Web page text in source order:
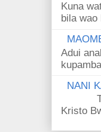
Kuna
bila
Adui
NANI
Kristo